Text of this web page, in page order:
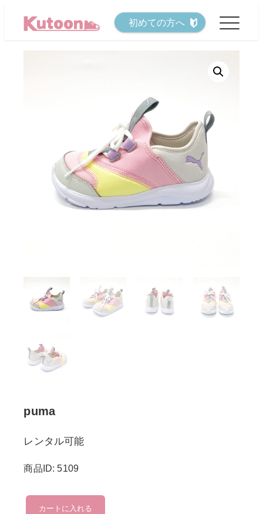
初めての方へ
puma
レンタル可能
商品ID: 5109
pumaカートに入れる